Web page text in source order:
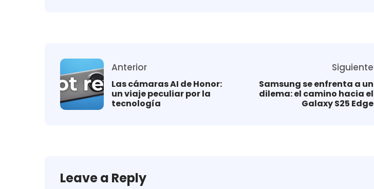
Anterior
Las cámaras AI de Honor:
un viaje peculiar por la
tecnología
Siguiente
Samsung se enfrenta a un
dilema: el camino hacia el
Galaxy S25 Edge
Leave a Reply